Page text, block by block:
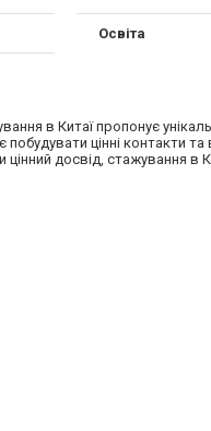
Освіта
в Китаї пропонує
цінні контакти
досвід, стажування в